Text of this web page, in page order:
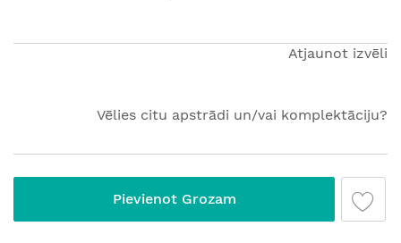
Atjaunot izvēli
Vēlies citu apstrādi un/vai komplektāciju?
Pievienot Grozam